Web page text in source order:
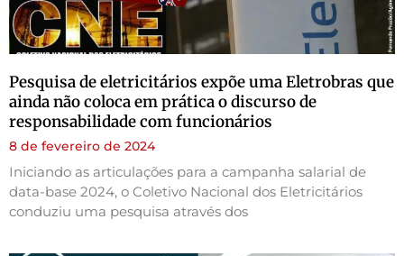
Pesquisa de eletricitários expõe uma Eletrobras que
ainda não coloca em prática o discurso de
responsabilidade com funcionários
8 de fevereiro de 2024
Iniciando as articulações para a campanha salarial de
data-base 2024, o Coletivo Nacional dos Eletricitários
conduziu uma pesquisa através dos